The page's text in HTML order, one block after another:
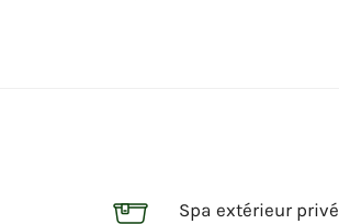
Spa extérieur privé